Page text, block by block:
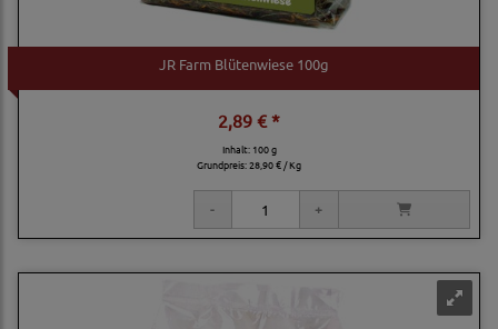
JR Farm Blütenwiese 100g
2,89 € *
Inhalt: 100 g
Grundpreis:28,90 € / Kg